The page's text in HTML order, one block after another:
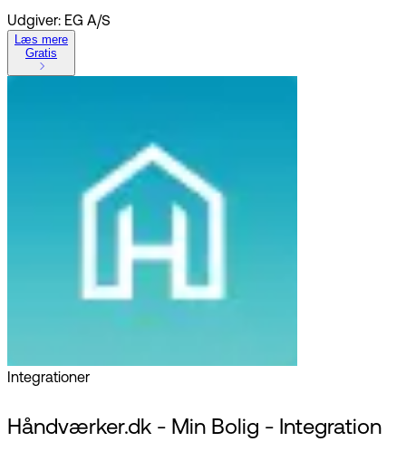
Udgiver: EG A/S
Læs mere
Gratis
Integrationer
Håndværker.dk - Min Bolig - Integration